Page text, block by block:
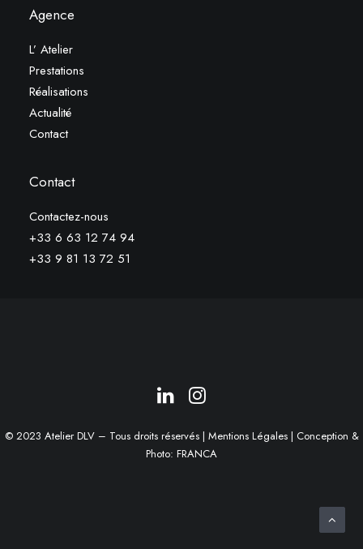
Agence
L’ Atelier
Prestations
Réalisations
Actualité
Contact
Contact
Contactez-nous
+33 6 63 12 74 94
+33 9 81 13 72 51
© 2023 Atelier DLV – Tous droits réservés | Mentions Légales| Conception &
Photo: FRANCA